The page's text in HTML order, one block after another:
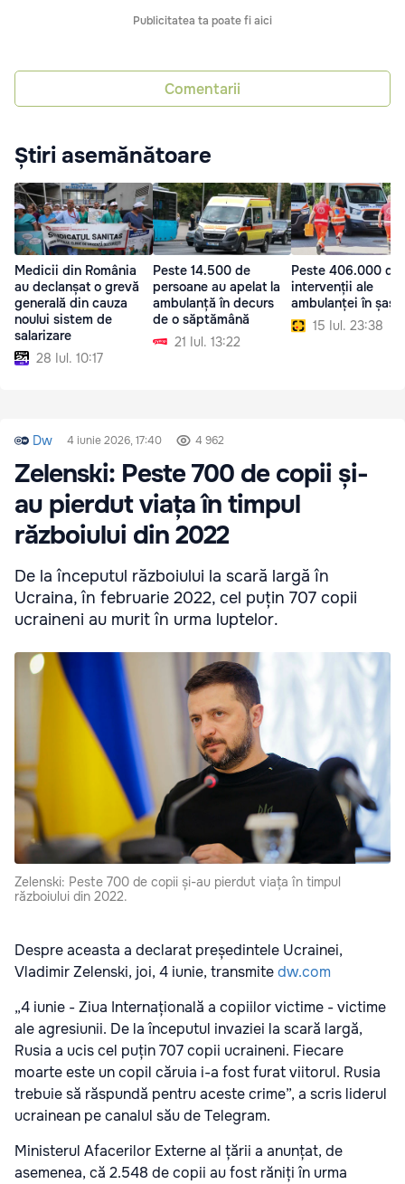
Publicitatea ta poate fi aici
Comentarii
Știri asemănătoare
Medicii din România
au declanșat o grevă
generală din cauza
noului sistem de
salarizare
28 Iul. 10:17
Peste 14.500 de
persoane au apelat la
ambulanță în decurs
de o săptămână
21 Iul. 13:22
Peste 406.000 de
intervenții ale
ambulanței în
15 Iul. 23:38
Dw 4 iunie 2026, 17:40 4 962
Zelenski: Peste 700 de copii și-
au pierdut viața în timpul
războiului din 2022
De la începutul războiului la scară largă în
Ucraina, în februarie 2022, cel puțin 707 copii
ucraineni au murit în urma luptelor.
Zelenski: Peste 700 de copii și-au pierdut viața în timpul
războiului din 2022.
Despre aceasta a declarat președintele Ucrainei,
Vladimir Zelenski, joi, 4 iunie, transmitedw.com
„4 iunie - Ziua Internațională a copiilor victime - victime
ale agresiunii. De la începutul invaziei la scară largă,
Rusia a ucis cel puțin 707 copii ucraineni. Fiecare
moarte este un copil căruia i-a fost furat viitorul. Rusia
trebuie să răspundă pentru aceste crime”, a scris liderul
ucrainean pe canalul său de Telegram.
Ministerul Afacerilor Externe al țării a anunțat, de
asemenea, că 2.548 de copii au fost răniți în urma